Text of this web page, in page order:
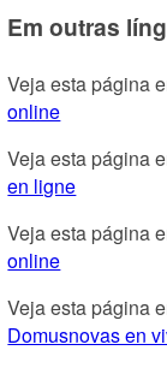
Em outras
Veja esta página
online
Veja esta página
en ligne
Veja esta página
online
Veja esta página
Domusnovas en